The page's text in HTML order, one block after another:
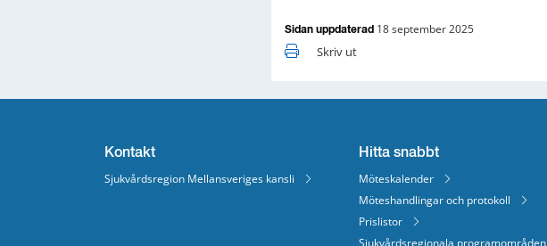
Sidan uppdaterad 18 september 2025
Skriv ut
Kontakt
Sjukvårdsregion Mellansveriges kansli
Hitta snabbt
Möteskalender
Möteshandlingar och protokoll
Prislistor